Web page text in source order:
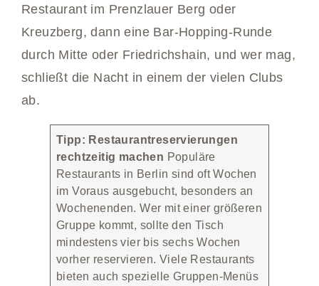
Restaurant im Prenzlauer Berg oder
Kreuzberg, dann eine Bar-Hopping-Runde
durch Mitte oder Friedrichshain, und wer mag,
schließt die Nacht in einem der vielen Clubs
ab.
Tipp: Restaurantreservierungen
rechtzeitig machen Populäre
Restaurants in Berlin sind oft Wochen
im Voraus ausgebucht, besonders an
Wochenenden. Wer mit einer größeren
Gruppe kommt, sollte den Tisch
mindestens vier bis sechs Wochen
vorher reservieren. Viele Restaurants
bieten auch spezielle Gruppen-Menüs